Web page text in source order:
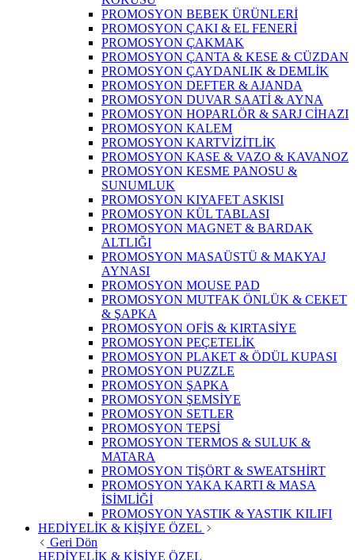
PROMOSYON BEBEK ÜRÜNLERİ
PROMOSYON ÇAKI & EL FENERİ
PROMOSYON ÇAKMAK
PROMOSYON ÇANTA & KESE & CÜZDAN
PROMOSYON ÇAYDANLIK & DEMLİK
PROMOSYON DEFTER & AJANDA
PROMOSYON DUVAR SAATİ & AYNA
PROMOSYON HOPARLÖR & SARJ CİHAZI
PROMOSYON KALEM
PROMOSYON KARTVİZİTLİK
PROMOSYON KASE & VAZO & KAVANOZ
PROMOSYON KESME PANOSU &
SUNUMLUK
PROMOSYON KIYAFET ASKISI
PROMOSYON KÜL TABLASI
PROMOSYON MAGNET & BARDAK
ALTLIĞI
PROMOSYON MASAÜSTÜ & MAKYAJ
AYNASI
PROMOSYON MOUSE PAD
PROMOSYON MUTFAK ÖNLÜK & CEKET
& ŞAPKA
PROMOSYON OFİS & KIRTASİYE
PROMOSYON PEÇETELİK
PROMOSYON PLAKET & ÖDÜL KUPASI
PROMOSYON PUZZLE
PROMOSYON ŞAPKA
PROMOSYON ŞEMSİYE
PROMOSYON SETLER
PROMOSYON TEPSİ
PROMOSYON TERMOS & SULUK &
MATARA
PROMOSYON TİŞÖRT & SWEATSHİRT
PROMOSYON YAKA KARTI & MASA
İSİMLİĞİ
PROMOSYON YASTIK & YASTIK KILIFI
HEDİYELİK & KİŞİYE ÖZEL
Geri Dön
HEDİYELİK & KİŞİYE ÖZEL